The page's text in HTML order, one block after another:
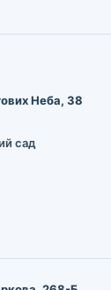
Неба, 38
сад